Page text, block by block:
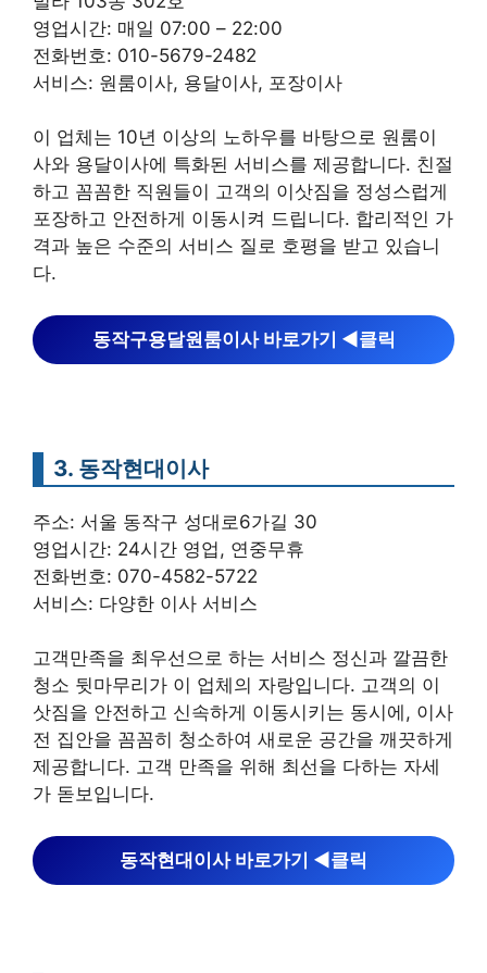
영업시간: 매일 07:00 – 22:00
전화번호: 010-5679-2482
서비스: 원룸이사, 용달이사, 포장이사
이 업체는 10년 이상의 노하우를 바탕으로 원룸이
사와 용달이사에 특화된 서비스를 제공합니다. 친절
하고 꼼꼼한 직원들이 고객의 이삿짐을 정성스럽게
포장하고 안전하게 이동시켜 드립니다. 합리적인 가
격과 높은 수준의 서비스 질로 호평을 받고 있습니
다.
동작구용달원룸이사 바로가기 ◀︎클릭
3. 동작현대이사
주소: 서울 동작구 성대로6가길 30
영업시간: 24시간 영업, 연중무휴
전화번호: 070-4582-5722
서비스: 다양한 이사 서비스
고객만족을 최우선으로 하는 서비스 정신과 깔끔한
청소 뒷마무리가 이 업체의 자랑입니다. 고객의 이
삿짐을 안전하고 신속하게 이동시키는 동시에, 이사
전 집안을 꼼꼼히 청소하여 새로운 공간을 깨끗하게
제공합니다. 고객 만족을 위해 최선을 다하는 자세
가 돋보입니다.
동작현대이사 바로가기 ◀︎클릭